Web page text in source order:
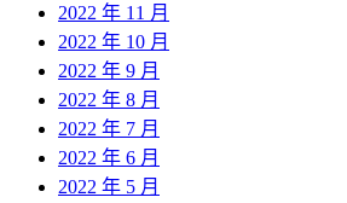
2022 年 11 月
2022 年 10 月
2022 年 9 月
2022 年 8 月
2022 年 7 月
2022 年 6 月
2022 年 5 月